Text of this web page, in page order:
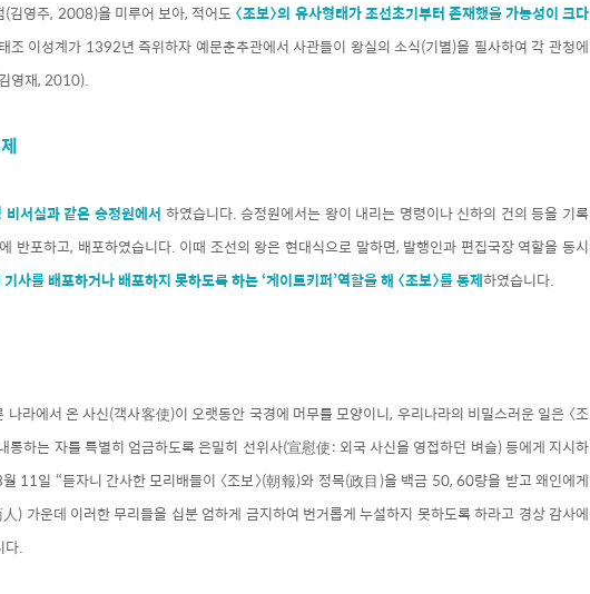
(김영주, 2008)을 미루어 보아, 적어도〈조보〉의 유사형태가 조선초기부터 존재했을 가능성이 크다
조 이성계가 1392년 즉위하자 예문춘추관에서 사관들이 왕실의 소식(기별)을 필사하여 각 관청에
영재, 2010).
비서실과 같은 승정원에서 하였습니다. 승정원에서는 왕이 내리는 명령이나 신하의 건의 등을 기록
반포하고, 배포하였습니다. 이때 조선의 왕은 현대식으로 말하면, 발행인과 편집국장 역할을 동시
사를 배포하거나 배포하지 못하도록 하는 ‘게이트키퍼’역할을 해 〈조보〉를 통제하였습니다.
라에서 온 사신(객사客使)이 오랫동안 국경에 머무를 모양이니, 우리나라의 비밀스러운 일은 〈조
통하는 자를 특별히 엄금하도록 은밀히 선위사(宣慰使: 외국 사신을 영접하던 벼슬) 등에게 지시하
11일 “듣자니 간사한 모리배들이 〈조보〉(朝報)와 정목(政目)을 백금 50, 60량을 받고 왜인에게
) 가운데 이러한 무리들을 십분 엄하게 금지하여 번거롭게 누설하지 못하도록 하라고 경상 감사에
다.